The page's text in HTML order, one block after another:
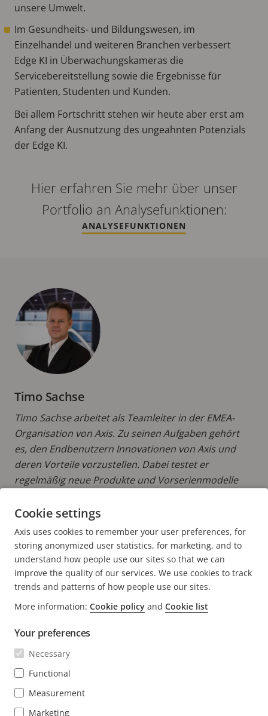
unsere Umwelt.
Im Gesundheits- und Bildungswesen, im
Einzelhandel und weiteren Branchen verbessert
Edge KI in Überwachungskameras die
Servicebereitstellung sowie die Ergebnisse für
Patienten, Studenten und Kunden.
Bei allem Fortschritt stehen wir heute aber erst am
Anfang der Ausnutzung des ungeahnten Potenzials
der Edge KI.
Hier erfahren Sie mehr über unser
Portfolio an Analysefunktionen:
ANALYSEFUNKTIONEN
Timo Sachse
Timo Sachse arbeitet als Teamleiter in der EMEA-
Organisation von Axis. Zu seinen Aufgaben gehört
es, den Endbenutzern Innovationen von Axis und
deren Vorteile vorzustellen. Dabei testet er
regelmäßig neue Produkte und Vorserienmodelle
Produktentwicklungsteam in Schweden.
MEHR BEITRÄGE LESEN VON TIMO
Kontaktieren Sie uns
Experience Center
NEWS & STORYS
Life at Axis
ABONNIEREN
Newsletter abonnieren
Cookie settings
Axis uses cookies to remember your user preferences, for
storing anonymized user statistics, for marketing, and to
understand how people use our sites so that we can
improve the quality of our services. We use cookies to track
trends and patterns of how people use our sites.
More information: Cookie policy and Cookie list
Your preferences
Necessary
Functional
Measurement
Marketing